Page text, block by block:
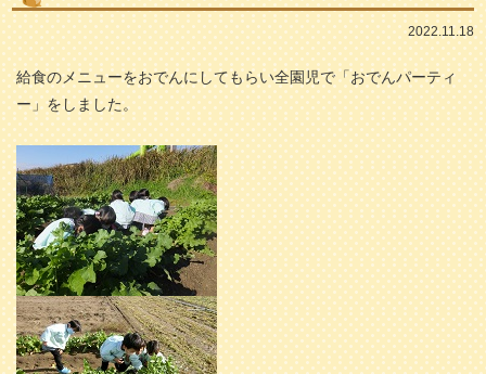
2022.11.18
給食のメニューをおでんにしてもらい全園児で「おでんパーティ
ー」をしました。